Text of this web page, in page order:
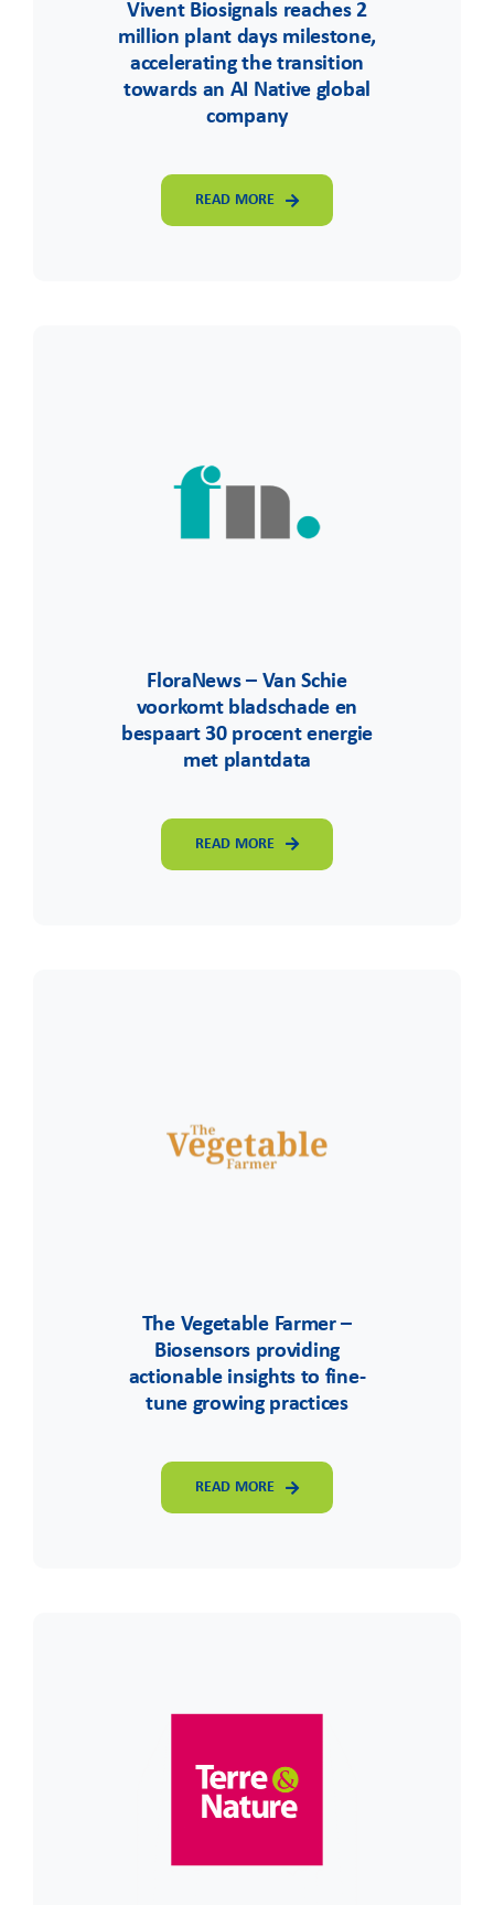
Vivent Biosignals reaches 2
million plant days milestone,
accelerating the transition
towards an AI Native global
company
READ MORE
FloraNews – Van Schie
voorkomt bladschade en
bespaart 30 procent energie
met plantdata
READ MORE
The Vegetable Farmer –
Biosensors providing
actionable insights to fine-
tune growing practices
READ MORE